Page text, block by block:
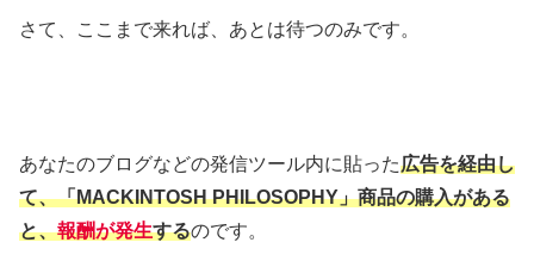
さて、ここまで来れば、あとは待つのみです。
あなたのブログなどの発信ツール内に貼った広告を経由し
て、「MACKINTOSH PHILOSOPHY」商品の購入がある
と、報酬が発生するのです。